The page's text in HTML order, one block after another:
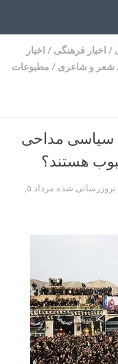
/ اخبار فرهنگی / اخبار
شعر و شاعری / مطبوعات
سیاسی مداحی
هستند؟
بروزرسانی شده
مرداد ۵,